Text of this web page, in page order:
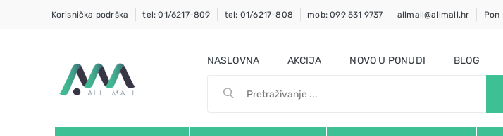
Korisnička podrška tel: 01/6217-809 tel: 01/6217-808 mob: 099 531 9737 allmall@allmall.hr Pon
NASLOVNA AKCIJA NOVO U PONUDI BLOG